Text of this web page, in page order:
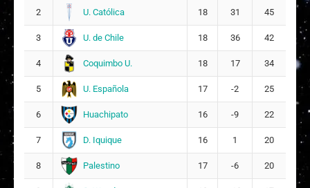
F Florencia Ignacia Aliaga Toro
51
2 U. Católica 18 31 45
3 U. de Chile 18 36 42
4 Coquimbo U. 18 17 34
5 U. Española 17 -2 25
6 Huachipato 16 -9 22
7 D. Iquique 16 1 20
8 Palestino 17 -6 20